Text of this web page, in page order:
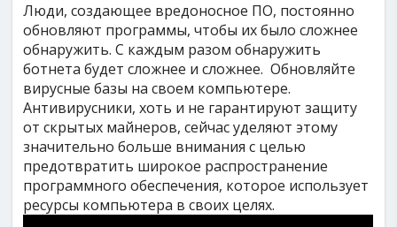
Люди, создающее вредоносное ПО, постоянно
обновляют программы, чтобы их было сложнее
обнаружить. С каждым разом обнаружить
ботнета будет сложнее и сложнее. Обновляйте
вирусные базы на своем компьютере.
Антивирусники, хоть и не гарантируют защиту
от скрытых майнеров, сейчас уделяют этому
значительно больше внимания с целью
предотвратить широкое распространение
программного обеспечения, которое использует
ресурсы компьютера в своих целях.